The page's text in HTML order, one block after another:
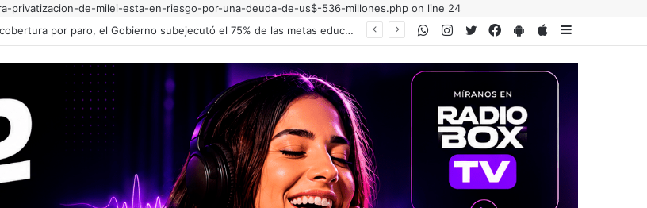
privatizacion-de-milei-esta-en-riesgo-por-una-deuda-de-us$-536-millones.php on line 24
Mientras exige 75% de cobertura por paro, el Gobierno subejecutó el 75% de las metas educativas AppStore
PlayStore
Facebook
Twitter
Instagram
WhatsApp